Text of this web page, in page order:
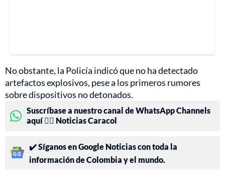
No obstante, la Policía indicó que no ha detectado
artefactos explosivos, pese a los primeros rumores
sobre dispositivos no detonados.
Suscríbase a nuestro canal de WhatsApp Channels
aquí 👉🏻 Noticias Caracol
✔️ Síganos en Google Noticias con toda la
información de Colombia y el mundo.